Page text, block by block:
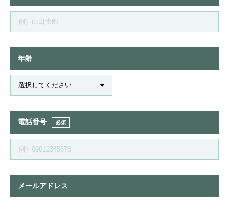
年齢
電話番号 必須
メールアドレス